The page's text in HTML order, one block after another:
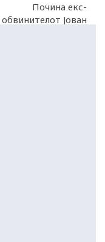
Почина екс-
обвинителот Јован